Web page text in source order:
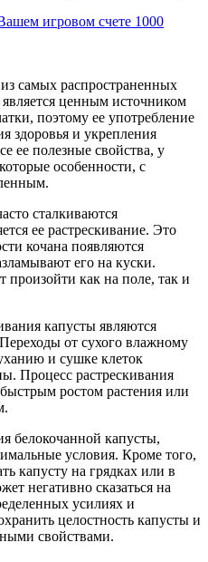
игровом счете 1000
самых распространенных
ценным источником
поэтому ее употребление
здоровья и укрепления
ее полезные свойства, у
особенности, с
сталкиваются
ее растрескивание. Это
кочана появляются
его на куски.
произойти как на поле, так и
капусты являются
от сухого влажному
и сушке клеток
Процесс растрескивания
ростом растения или
белокочанной капусты,
условия. Кроме того,
капусту на грядках или в
негативно сказаться на
усилиях и
целостность капусты и
свойствами.